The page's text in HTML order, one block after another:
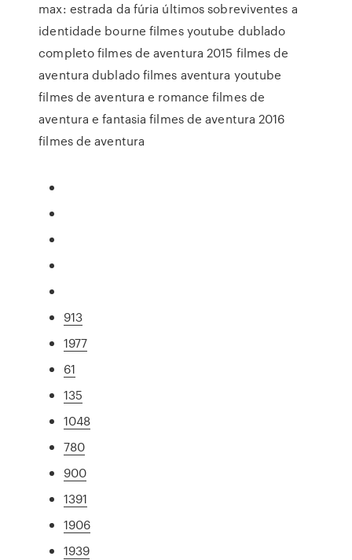
max: estrada da fúria últimos sobreviventes a
identidade bourne filmes youtube dublado
completo filmes de aventura 2015 filmes de
aventura dublado filmes aventura youtube
filmes de aventura e romance filmes de
aventura e fantasia filmes de aventura 2016
filmes de aventura
913
1977
61
135
1048
780
900
1391
1906
1939